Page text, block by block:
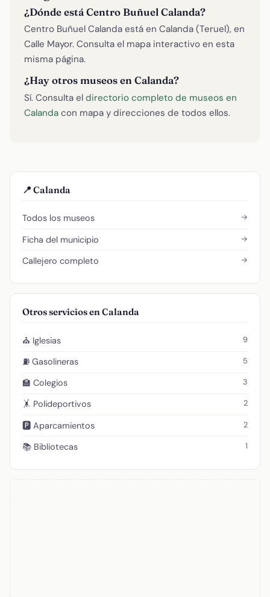
¿Dónde está Centro Buñuel Calanda?
Centro Buñuel Calanda está en Calanda (Teruel), en
Calle Mayor. Consulta el mapa interactivo en esta
misma página.
¿Hay otros museos en Calanda?
Sí. Consulta el directorio completo de museos en
Calanda con mapa y direcciones de todos ellos.
📍 Calanda
Todos los museos →
Ficha del municipio →
Callejero completo →
Otros servicios en Calanda
⛪ Iglesias 9
⛽ Gasolineras 5
🏫 Colegios 3
🤸 Polideportivos 2
🅿️ Aparcamientos 2
📚 Bibliotecas 1